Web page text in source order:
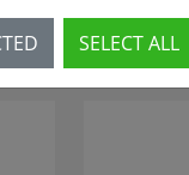
SELECT ALL